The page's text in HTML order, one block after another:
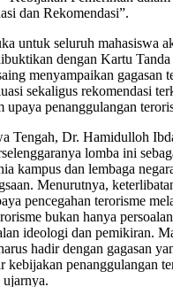
dan Rekomendasi”.
untuk seluruh mahasiswa
dengan Kartu
menyampaikan gagasan
sekaligus rekomendasi
upaya penanggulangan
Tengah, Dr. Hamidulloh
lomba ini
kampus dan lembaga
Menurutnya,
pencegahan terorisme
bukan hanya
ideologi dan pemikiran.
hadir dengan gagasan
kebijakan penanggulangan